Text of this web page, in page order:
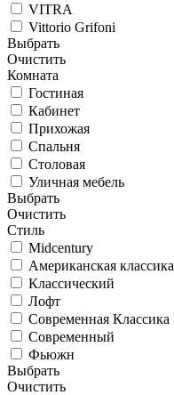
VITRA
Vittorio Grifoni
Выбрать
Очистить
Комната
Гостиная
Кабинет
Прихожая
Спальня
Столовая
Уличная мебель
Выбрать
Очистить
Стиль
Midcentury
Американская классика
Классический
Лофт
Современная Классика
Современный
Фьюжн
Выбрать
Очистить